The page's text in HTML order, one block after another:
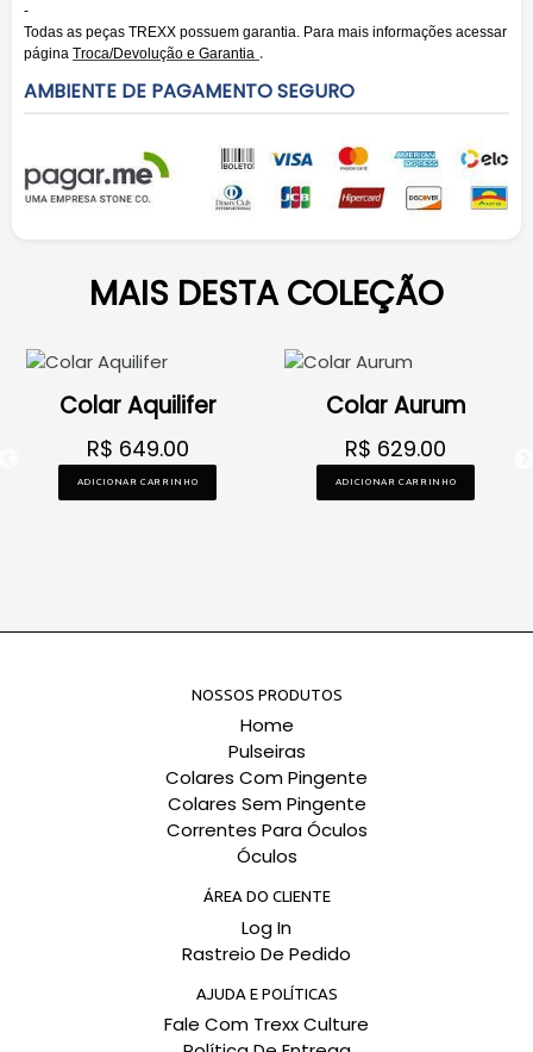
-
Todas as peças TREXX possuem garantia. Para mais informações acessar
página Troca/Devolução e Garantia .
AMBIENTE DE PAGAMENTO SEGURO
MAIS DESTA COLEÇÃO
Colar Aquilifer
R$ 649.00
ADICIONAR CARRINHO
Colar Aurum
R$ 629.00
ADICIONAR CARRINHO
NOSSOS PRODUTOS
Home
Pulseiras
Colares Com Pingente
Colares Sem Pingente
Correntes Para Óculos
Óculos
ÁREA DO CLIENTE
Log In
Rastreio De Pedido
AJUDA E POLÍTICAS
Fale Com Trexx Culture